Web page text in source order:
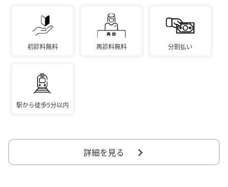
初診料無料 再診料無料 分割払い
駅から徒歩5分以内
詳細を見る